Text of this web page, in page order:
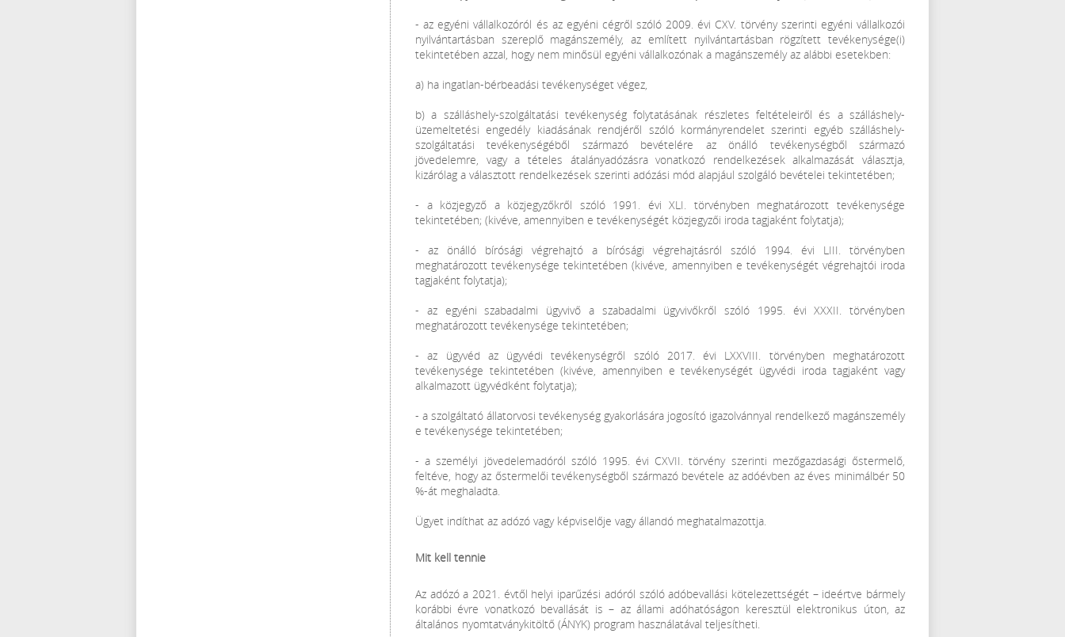
- az egyéni vállalkozóról és az egyéni cégről szóló 2009. évi CXV. törvény szerinti egyéni vállalkozói
nyilvántartásban szereplő magánszemély, az említett nyilvántartásban rögzített tevékenysége(i)
tekintetében azzal, hogy nem minősül egyéni vállalkozónak a magánszemély az alábbi esetekben:
a) ha ingatlan-bérbeadási tevékenységet végez,
b) a szálláshely-szolgáltatási tevékenység folytatásának részletes feltételeiről és a szálláshely-
üzemeltetési engedély kiadásának rendjéről szóló kormányrendelet szerinti egyéb szálláshely-
szolgáltatási tevékenységéből származó bevételére az önálló tevékenységből származó
jövedelemre, vagy a tételes átalányadózásra vonatkozó rendelkezések alkalmazását választja,
kizárólag a választott rendelkezések szerinti adózási mód alapjául szolgáló bevételei tekintetében;
- a közjegyző a közjegyzőkről szóló 1991. évi XLI. törvényben meghatározott tevékenysége
tekintetében; (kivéve, amennyiben e tevékenységét közjegyzői iroda tagjaként folytatja);
- az önálló bírósági végrehajtó a bírósági végrehajtásról szóló 1994. évi LIII. törvényben
meghatározott tevékenysége tekintetében (kivéve, amennyiben e tevékenységét végrehajtói iroda
tagjaként folytatja);
- az egyéni szabadalmi ügyvivő a szabadalmi ügyvivőkről szóló 1995. évi XXXII. törvényben
meghatározott tevékenysége tekintetében;
- az ügyvéd az ügyvédi tevékenységről szóló 2017. évi LXXVIII. törvényben meghatározott
tevékenysége tekintetében (kivéve, amennyiben e tevékenységét ügyvédi iroda tagjaként vagy
alkalmazott ügyvédként folytatja);
- a szolgáltató állatorvosi tevékenység gyakorlására jogosító igazolvánnyal rendelkező magánszemély
e tevékenysége tekintetében;
- a személyi jövedelemadóról szóló 1995. évi CXVII. törvény szerinti mezőgazdasági őstermelő,
feltéve, hogy az őstermelői tevékenységből származó bevétele az adóévben az éves minimálbér 50
%-át meghaladta.
Ügyet indíthat az adózó vagy képviselője vagy állandó meghatalmazottja.
Mit kell tennie
Az adózó a 2021. évtől helyi iparűzési adóról szóló adóbevallási kötelezettségét – ideértve bármely
korábbi évre vonatkozó bevallását is – az állami adóhatóságon keresztül elektronikus úton, az
általános nyomtatványkitöltő (ÁNYK) program használatával teljesítheti.